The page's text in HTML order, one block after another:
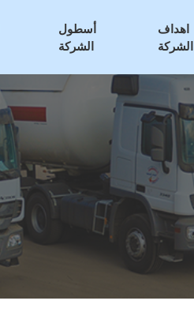
أسطول
الشركة
اهداف
الشركة